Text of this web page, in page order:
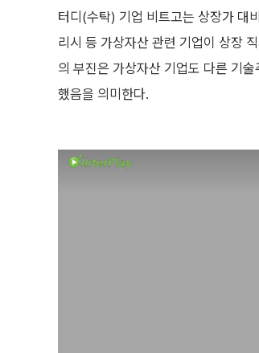
터디(수탁) 기업 비트고는 상장가 대
리시 등 가상자산 관련 기업이 상장
의 부진은 가상자산 기업도 다른 기
했음을 의미한다.